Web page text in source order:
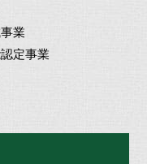
業
定事業